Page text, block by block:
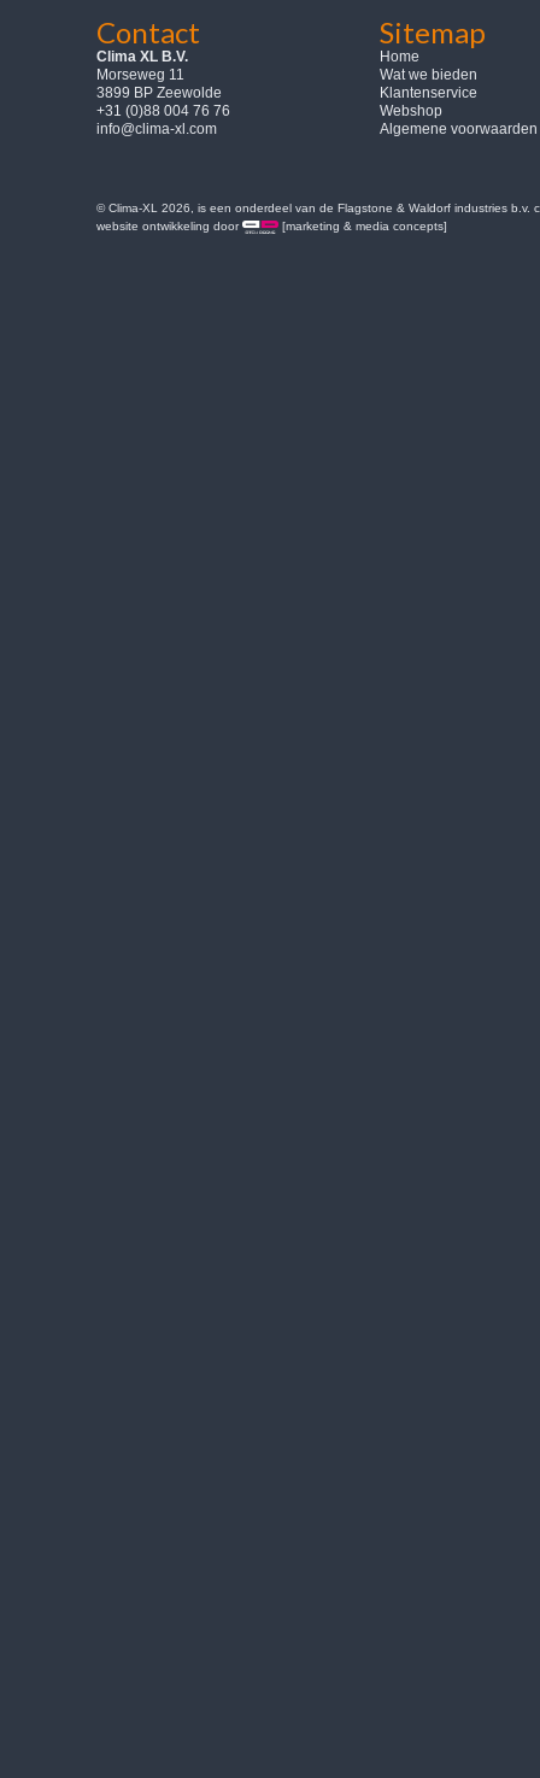
Contact
Clima XL B.V.
Morseweg 11
3899 BP Zeewolde
+31 (0)88 004 76 76
info@clima-xl.com
Sitemap
Home
Wat we bieden
Klantenservice
Webshop
Algemene voorwaarden
© Clima-XL 2026, is een onderdeel van de Flagstone & Waldorf industries b.v.
website ontwikkeling door
[marketing & media concepts]